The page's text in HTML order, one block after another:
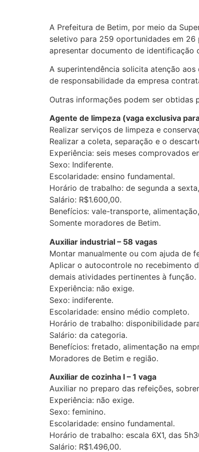
A Prefeitura de Betim, por meio da
seletivo para 259 oportunidades em 26
apresentar documento de
A superintendência solicita atenção
de responsabilidade da empresa
Outras informações podem ser obtidas
Agente de limpeza (vaga exclusiva
Realizar serviços de limpeza e
Realizar a coleta, separação e o
Experiência: seis meses comprovados
Sexo: Indiferente.
Escolaridade: ensino fundamental.
Horário de trabalho: de segunda a
Salário: R$1.600,00.
Benefícios: vale-transporte,
Somente moradores de Betim.
Auxiliar industrial – 58 vagas
Montar manualmente ou com ajuda de
Aplicar o autocontrole no recebimento
demais atividades pertinentes à função.
Experiência: não exige.
Sexo: indiferente.
Escolaridade: ensino médio completo.
Horário de trabalho: disponibilidade
Salário: da categoria.
Benefícios: fretado, alimentação na
Moradores de Betim e região.
Auxiliar de cozinha I – 1 vaga
Auxiliar no preparo das refeições,
Experiência: não exige.
Sexo: feminino.
Escolaridade: ensino fundamental.
Horário de trabalho: escala 6X1, das
Salário: R$1.496,00.